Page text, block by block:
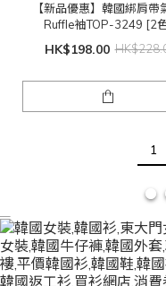
【新品優惠】韓國綁肩帶
Ruffle袖TOP-3249 [2
HK$198.00
1